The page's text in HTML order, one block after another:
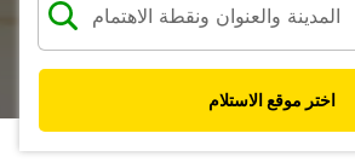
اختر موقع الاستلام